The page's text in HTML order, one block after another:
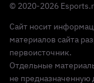
© 2020-2026
Сайт носит
материалов сайта
первоисточник.
Отдельные
не предназначенную